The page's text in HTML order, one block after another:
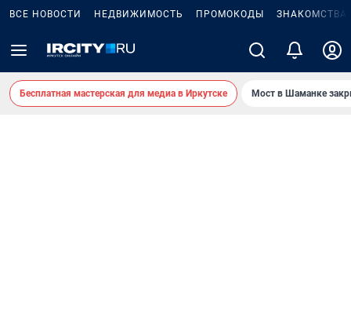
ВСЕ НОВОСТИ НЕДВИЖИМОСТЬ ПРОМОКОДЫ ЗНАКОМСТВА
Бесплатная мастерская для медиа в Иркутске Мост в Шаманке